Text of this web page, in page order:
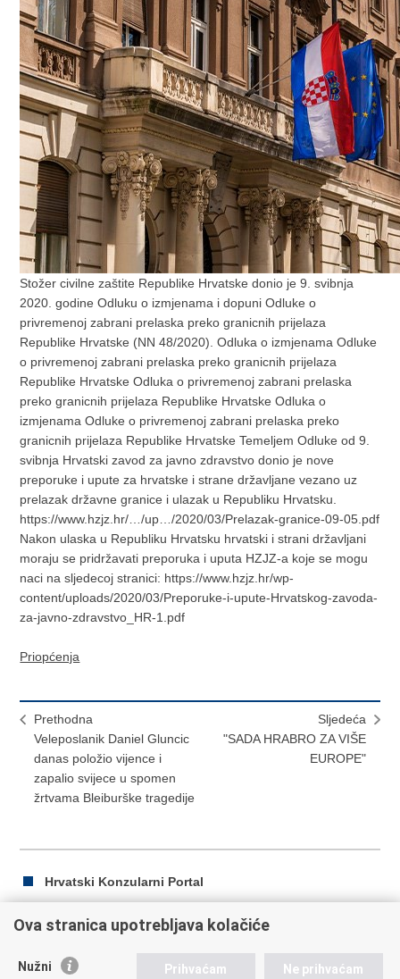
Stožer civilne zaštite Republike Hrvatske donio je 9. svibnja
2020. godine Odluku o izmjenama i dopuni Odluke o
privremenoj zabrani prelaska preko granicnih prijelaza
Republike Hrvatske (NN 48/2020). Odluka o izmjenama Odluke
o privremenoj zabrani prelaska preko granicnih prijelaza
Republike Hrvatske Odluka o privremenoj zabrani prelaska
preko granicnih prijelaza Republike Hrvatske Odluka o
izmjenama Odluke o privremenoj zabrani prelaska preko
granicnih prijelaza Republike Hrvatske Temeljem Odluke od 9.
svibnja Hrvatski zavod za javno zdravstvo donio je nove
preporuke i upute za hrvatske i strane državljane vezano uz
prelazak državne granice i ulazak u Republiku Hrvatsku.
https://www.hzjz.hr/…/up…/2020/03/Prelazak-granice-09-05.pdf
Nakon ulaska u Republiku Hrvatsku hrvatski i strani državljani
moraju se pridržavati preporuka i uputa HZJZ-a koje se mogu
naci na sljedecoj stranici: https://www.hzjz.hr/wp-
content/uploads/2020/03/Preporuke-i-upute-Hrvatskog-zavoda-
za-javno-zdravstvo_HR-1.pdf
Priopćenja
Prethodna
Veleposlanik Daniel Gluncic
danas položio vijence i
zapalio svijece u spomen
žrtvama Bleiburške tragedije
Sljedeća
"SADA HRABRO ZA VIŠE
EUROPE"
Hrvatski Konzularni Portal
Ispiši
Podijeli
Ova stranica upotrebljava kolačiće
Nužni Prihvaćam Ne prihvaćam